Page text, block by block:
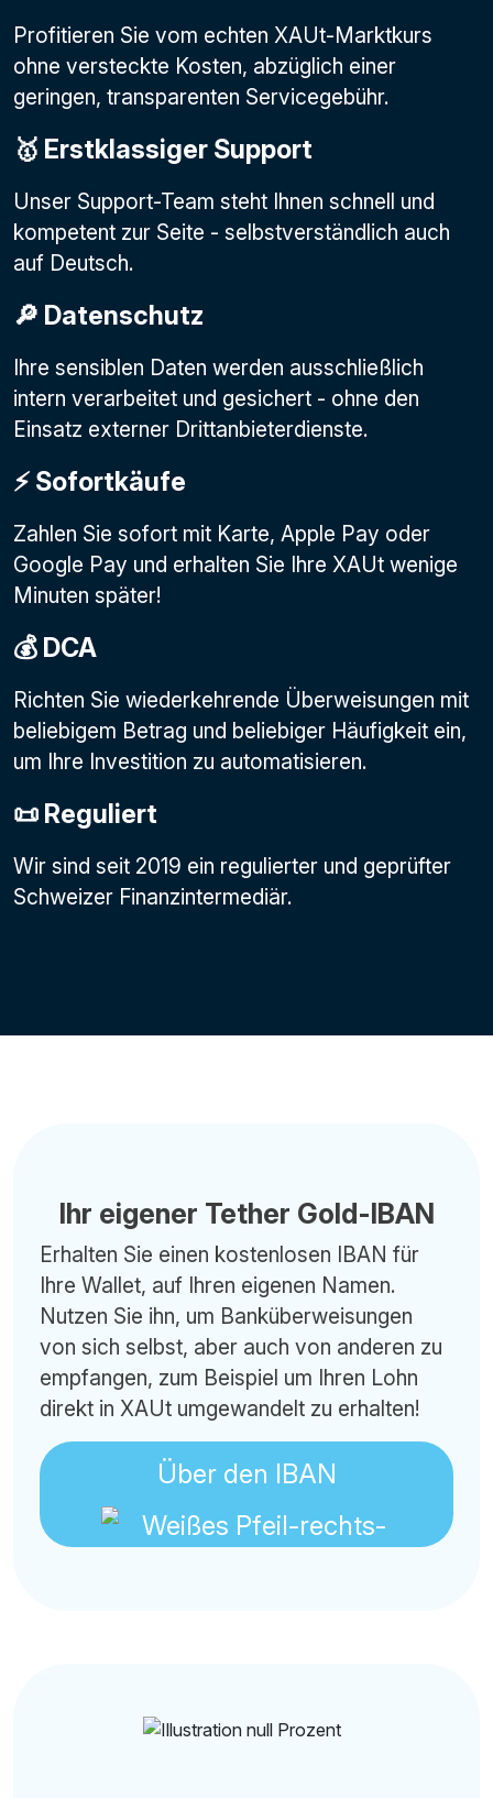
Profitieren Sie vom echten XAUt-Marktkurs
ohne versteckte Kosten, abzüglich einer
geringen, transparenten Servicegebühr.
🥇 Erstklassiger Support
Unser Support-Team steht Ihnen schnell und
kompetent zur Seite - selbstverständlich auch
auf Deutsch.
🔎 Datenschutz
Ihre sensiblen Daten werden ausschließlich
intern verarbeitet und gesichert - ohne den
Einsatz externer Drittanbieterdienste.
⚡️ Sofortkäufe
Zahlen Sie sofort mit Karte, Apple Pay oder
Google Pay und erhalten Sie Ihre XAUt wenige
Minuten später!
💰 DCA
Richten Sie wiederkehrende Überweisungen mit
beliebigem Betrag und beliebiger Häufigkeit ein,
um Ihre Investition zu automatisieren.
📜 Reguliert
Wir sind seit 2019 ein regulierter und geprüfter
Schweizer Finanzintermediär.
Ihr eigener Tether Gold-IBAN
Erhalten Sie einen kostenlosen IBAN für
Ihre Wallet, auf Ihren eigenen Namen.
Nutzen Sie ihn, um Banküberweisungen
von sich selbst, aber auch von anderen zu
empfangen, zum Beispiel um Ihren Lohn
direkt in XAUt umgewandelt zu erhalten!
Über den IBAN